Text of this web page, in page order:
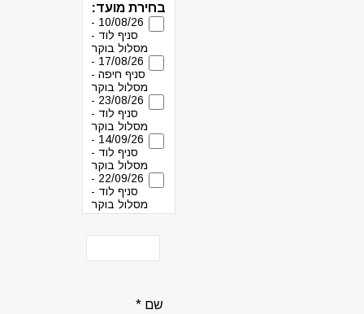
בחירת מועד:
10/08/26 -
סניף לוד -
מסלול בוקר
17/08/26 -
סניף חיפה -
מסלול בוקר
23/08/26 -
סניף לוד -
מסלול בוקר
14/09/26 -
סניף לוד -
מסלול בוקר
22/09/26 -
סניף לוד -
מסלול בוקר
שם *